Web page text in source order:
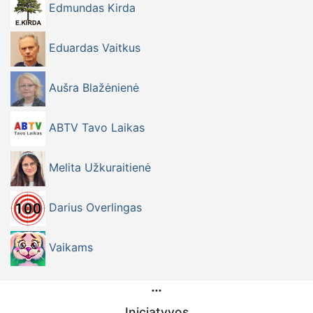
Edmundas Kirda
Eduardas Vaitkus
Aušra Blažėnienė
ABTV Tavo Laikas
Melita Užkuraitienė
Darius Overlingas
Vaikams